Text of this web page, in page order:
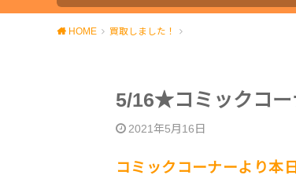
HOME 買取しました！
5/16★コミックコ
2021年5月16日
コミックコーナーより本